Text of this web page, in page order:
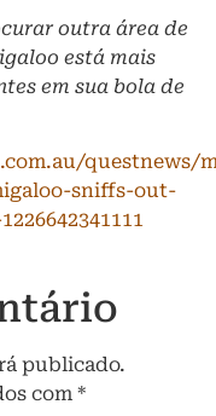
outra área de
está mais
em sua bola de
questnews/
sniffs-out-
publicado.
com *